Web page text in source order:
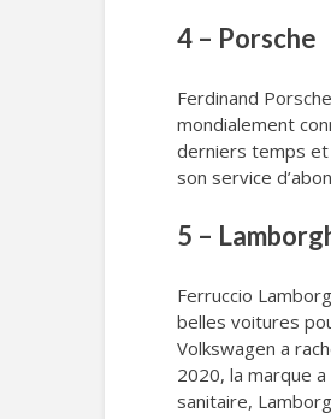
4 – Porsche
Ferdinand
mondialement
derniers temps
son service
5 –
Ferruccio
belles voitures
Volkswagen a
2020, la marque
sanitaire,